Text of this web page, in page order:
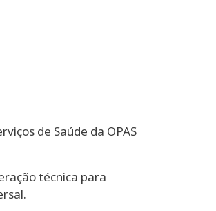
de Saúde da OPAS
técnica para